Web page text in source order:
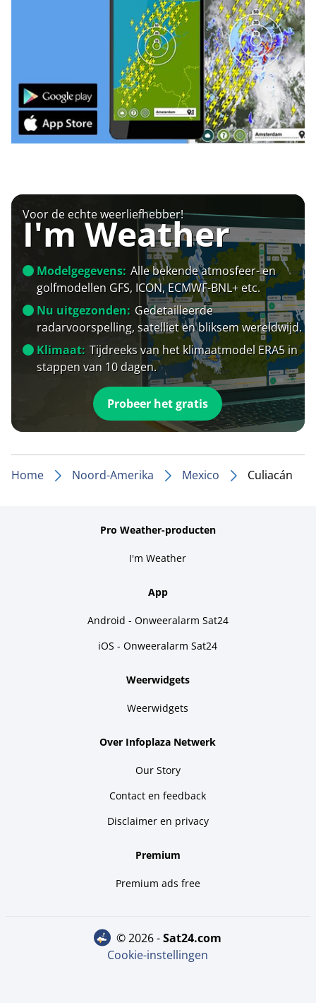
Voor de echte weerliefhebber!
I'm Weather
Modelgegevens: Alle bekende atmosfeer- en
golfmodellen GFS, ICON, ECMWF-BNL+ etc.
Nu uitgezonden: Gedetailleerde
radarvoorspelling, satelliet en bliksem wereldwijd.
Klimaat: Tijdreeks van het klimaatmodel ERA5 in
stappen van 10 dagen.
Probeer het gratis
Home Noord-Amerika Mexico Culiacán
Pro Weather-producten
I'm Weather
App
Android - Onweeralarm Sat24
iOS - Onweeralarm Sat24
Weerwidgets
Weerwidgets
Over Infoplaza Netwerk
Our Story
Contact en feedback
Disclaimer en privacy
Premium
Premium ads free
© 2026 - sat24.com
Cookie-instellingen